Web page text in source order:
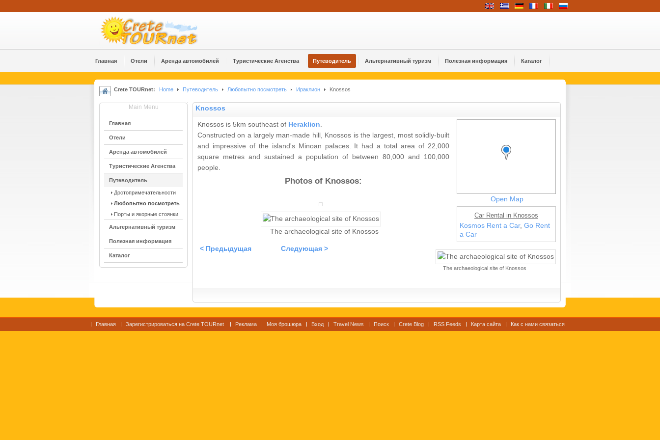
Главная Отели Аренда автомобилей Туристические Агенства Путеводитель Альтернативный туризм Полезная информация Каталог
Crete TOURnet: Home Путеводитель Любопытно посмотреть Ираклион Knossos
Main Menu
Главная
Отели
Аренда автомобилей
Туристические Агенства
Путеводитель
Достопримечательности
Любопытно посмотреть
Порты и якорные стоянки
Альтернативный туризм
Полезная информация
Каталог
Knossos
Open Map
Car Rental in Knossos
Kosmos Rent a Car, Go Rent
a Car
The archaeological site of Knossos
Knossos is 5km southeast of Heraklion.
Constructed on a largely man-made hill, Knossos is the largest, most solidly-built
and impressive of the island's Minoan palaces. It had a total area of 22,000
square metres and sustained a population of between 80,000 and 100,000
people.
Photos of Knossos:
The archaeological site of Knossos
< Предыдущая Следующая >
Главная Зарегистрироваться на Crete TOURnet Реклама Моя брошюра Вход Travel News Поиск Crete Blog RSS Feeds Карта сайта Как с нами связаться